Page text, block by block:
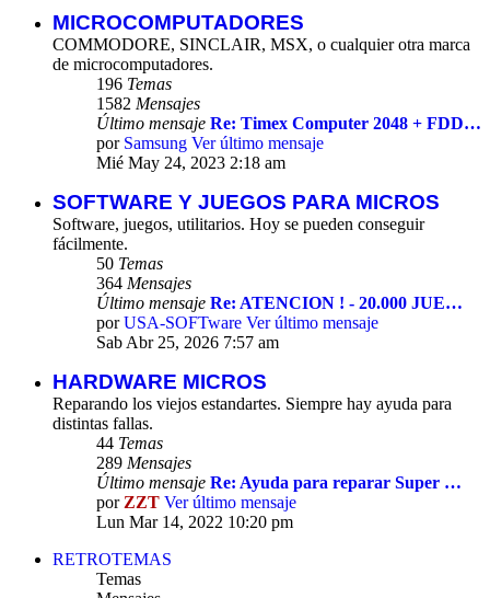
MICROCOMPUTADORES
COMMODORE, SINCLAIR, MSX, o cualquier otra marca
de microcomputadores.
196 Temas
1582 Mensajes
Último mensaje Re: Timex Computer 2048 + FDD…
por Samsung Ver último mensaje
Mié May 24, 2023 2:18 am
SOFTWARE Y JUEGOS PARA MICROS
Software, juegos, utilitarios. Hoy se pueden conseguir
fácilmente.
50 Temas
364 Mensajes
Último mensaje Re: ATENCION ! - 20.000 JUE…
porUSA-SOFTware Ver último mensaje
Sab Abr 25, 2026 7:57 am
HARDWARE MICROS
Reparando los viejos estandartes. Siempre hay ayuda para
distintas fallas.
44 Temas
289 Mensajes
Último mensaje Re: Ayuda para reparar Super …
porZZT Ver último mensaje
Lun Mar 14, 2022 10:20 pm
RETROTEMAS
Temas